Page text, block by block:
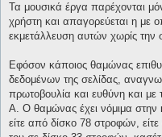
Τα μουσικά έργα παρέχονται
χρήστη και απαγορεύεται η με
εκμετάλλευση αυτών χωρίς την
Εφόσον κάποιος θαμώνας
δεδομένων της σελίδας,
πρωτοβουλία και ευθύνη και
Α. Ο θαμώνας έχει νόμιμα στην
είτε από δίσκο 78 στροφών,